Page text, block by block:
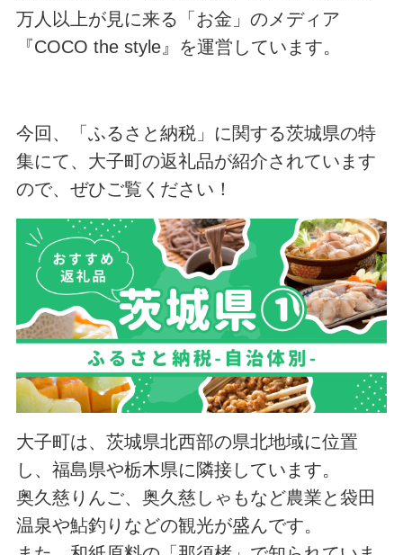
万人以上が見に来る「お金」のメディア
『COCO the style』を運営しています。
今回、「ふるさと納税」に関する茨城県の特
集にて、大子町の返礼品が紹介されています
ので、ぜひご覧ください！
大子町は、茨城県北西部の県北地域に位置
し、福島県や栃木県に隣接しています。
奥久慈りんご、奥久慈しゃもなど農業と袋田
温泉や鮎釣りなどの観光が盛んです。